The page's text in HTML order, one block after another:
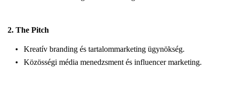
2. The Pitch
Kreatív branding és tartalommarketing ügynökség.
Közösségi média menedzsment és influencer marketing.